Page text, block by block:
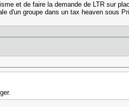
et de faire la demande de LTR sur
d'un groupe dans un tax heaven sous